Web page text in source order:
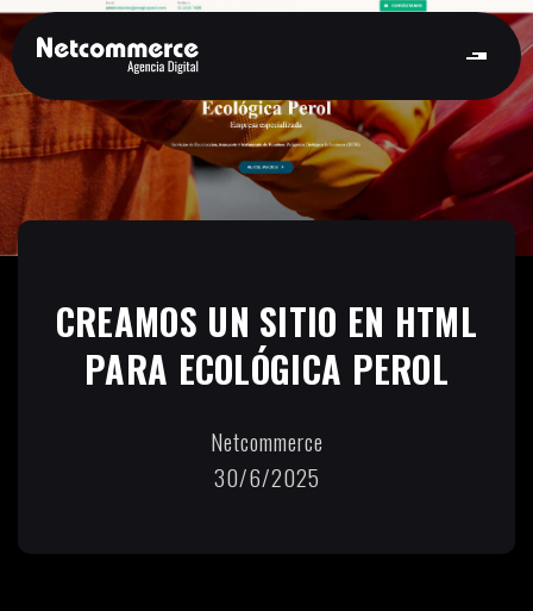
CREAMOS UN SITIO EN HTML
PARA ECOLÓGICA PEROL
Netcommerce
30/6/2025